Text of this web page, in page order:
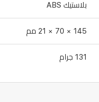
بلاستيك ABS
145 × 70 × 21 مم
131 جرام